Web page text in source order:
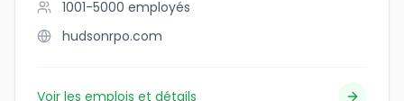
1001-5000 employés
hudsonrpo.com
Voir les emplois et détails